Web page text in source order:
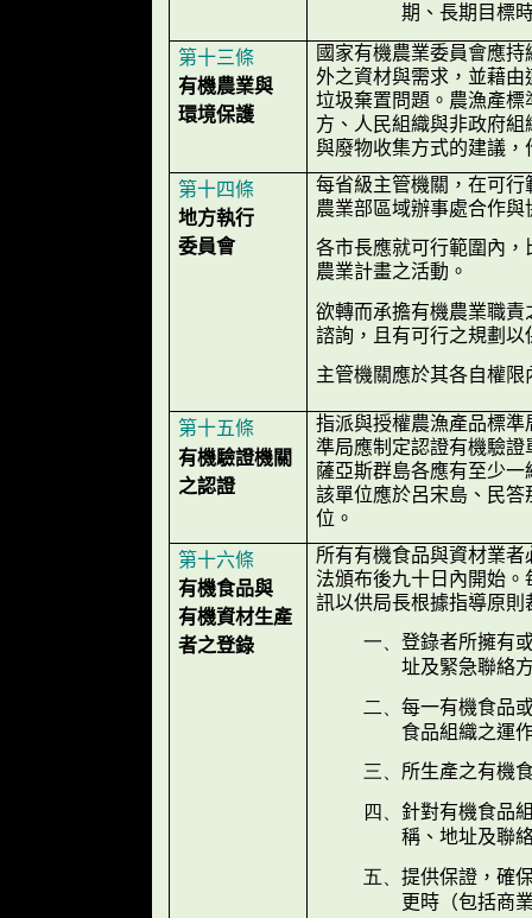
期、長期目標
第十三條
有機農業與
環境保護
國家有機農業委員會應
外之資材與需求，並藉
垃圾棄置問題。農漁產
方、人民組織與非政府
與廢物收集方式的建議
第十四條
地方執行
委員會
每省級主管機關，在可
農業部區域辦事處合作
各市長應就可行範圍內
農業計畫之活動。
欲轉而承擔有機農業職
諮詢，且有可行之規劃
主管機關應於其各自權
第十五條
有機驗證機關
之認證
指派與授權農漁產品標
準局應制定認證有機驗
薩亞斯群島各應有至少
該單位應於呂宋島、民
位。
第十六條
有機食品與
有機資材生產
者之登錄
所有有機食品與資材業
法頒布後九十日內開始
訊以供局長根據指導原
一、 登錄者所擁有
址及緊急聯絡
二、 每一有機食品
食品組織之運
三、 所生產之有機
四、 針對有機食品
稱、地址及聯
五、 提供保證，確
更時（包括商